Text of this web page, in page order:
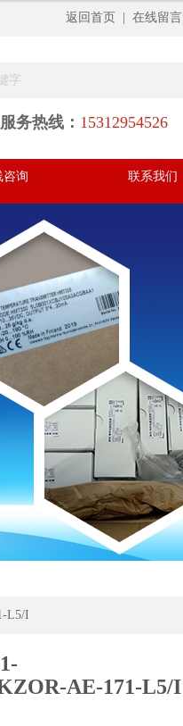
返回首页 在线留言
服务热线： 15312954526
咨询 联系我们
L5/I
AE-171-L5/I